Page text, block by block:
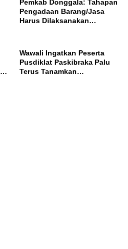
Pemkab Donggala: Tahapan
Pengadaan Barang/Jasa
Harus Dilaksanakan
Wawali Ingatkan Peserta
Pusdiklat Paskibraka Palu
Terus Tanamkan